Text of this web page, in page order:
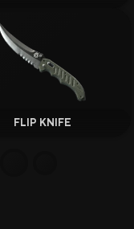
за Регистрацию
FLIP KNIFE